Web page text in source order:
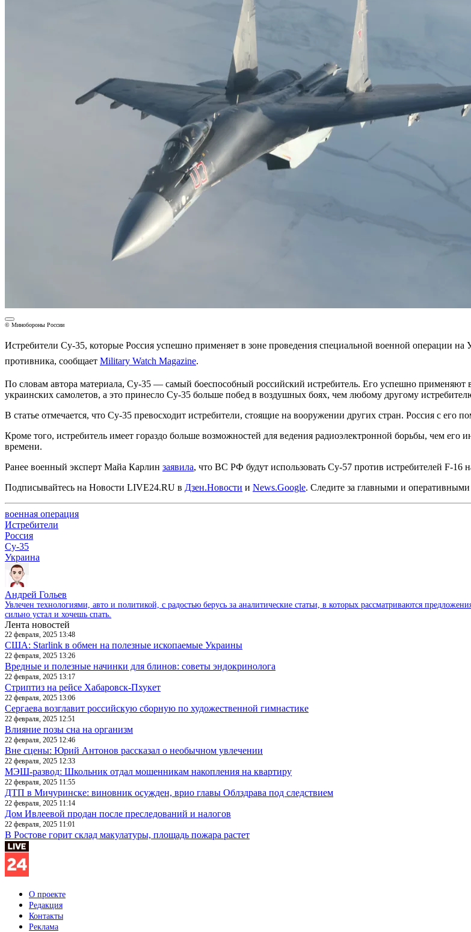
© Минобороны России
Истребители Су-35, которые Россия успешно применяет в зоне проведения специальной военной операции
противника, сообщает Military Watch Magazine.
По словам автора материала, Су-35 — самый боеспособный российский истребитель. Его успешно
украинских самолетов, а это принесло Су-35 больше побед в воздушных боях, чем любому другому
В статье отмечается, что Су-35 превосходит истребители, стоящие на вооружении других стран. Россия с
Кроме того, истребитель имеет гораздо больше возможностей для ведения радиоэлектронной борьбы, чем
времени.
Ранее военный эксперт Майа Карлин заявила, что ВС РФ будут использовать Су-57 против истребителей F-16
Подписывайтесь на Новости LIVE24.RU в Дзен.Новости и News.Google. Следите за главными и
военная операция
Истребители
Россия
Су-35
Украина
Андрей Гольев
Увлечен технологиями, авто и политикой, с радостью берусь за аналитические статьи, в которых рассматриваются
сильно устал и хочешь спать.
Лента новостей
22 февраля, 2025 13:48
США: Starlink в обмен на полезные ископаемые Украины
22 февраля, 2025 13:26
Вредные и полезные начинки для блинов: советы эндокринолога
22 февраля, 2025 13:17
Стриптиз на рейсе Хабаровск-Пхукет
22 февраля, 2025 13:06
Сергаева возглавит российскую сборную по художественной гимнастике
22 февраля, 2025 12:51
Влияние позы сна на организм
22 февраля, 2025 12:46
Вне сцены: Юрий Антонов рассказал о необычном увлечении
22 февраля, 2025 12:33
МЭШ-развод: Школьник отдал мошенникам накопления на квартиру
22 февраля, 2025 11:55
ДТП в Мичуринске: виновник осужден, врио главы Облздрава под следствием
22 февраля, 2025 11:14
Дом Ивлеевой продан после преследований и налогов
22 февраля, 2025 11:01
В Ростове горит склад макулатуры, площадь пожара растет
О проекте
Редакция
Контакты
Реклама